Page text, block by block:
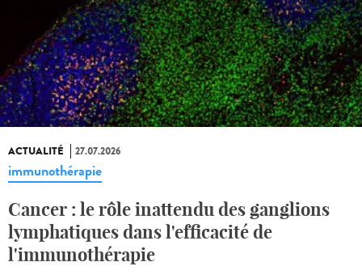
ACTUALITÉ 27.07.2026
immunothérapie
Cancer : le rôle inattendu des ganglions
lymphatiques dans l'efficacité de
l'immunothérapie